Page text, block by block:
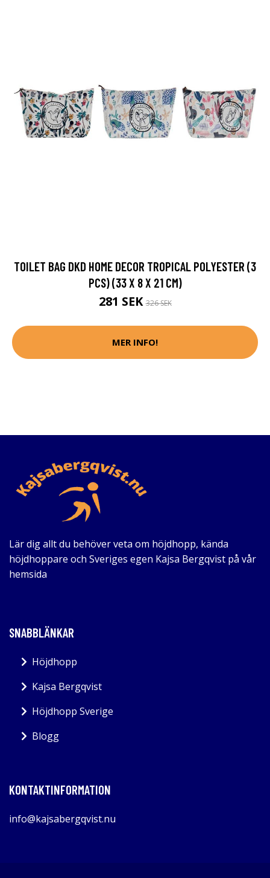
TOILET BAG DKD HOME DECOR TROPICAL POLYESTER (3
PCS) (33 X 8 X 21 CM)
281 SEK326 SEK
MER INFO!
Lär dig allt du behöver veta om höjdhopp, kända
höjdhoppare och Sveriges egen Kajsa Bergqvist på vår
hemsida
SNABBLÄNKAR
Höjdhopp
Kajsa Bergqvist
Höjdhopp Sverige
Blogg
KONTAKTINFORMATION
info@kajsabergqvist.nu